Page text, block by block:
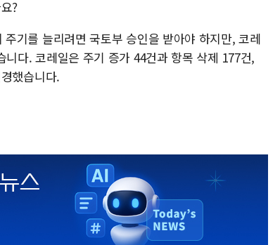
?
기를 늘리려면 국토부 승인을 받아야 하지만, 코레
다. 코레일은 주기 증가 44건과 항목 삭제 177건,
했습니다.